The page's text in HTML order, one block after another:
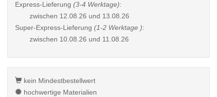
Express-Lieferung (3-4 Werktage):
zwischen 12.08.26 und 13.08.26
Super-Express-Lieferung (1-2 Werktage ):
zwischen 10.08.26 und 11.08.26
kein Mindestbestellwert
hochwertige Materialien